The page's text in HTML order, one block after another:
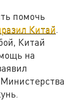
помочь
Китай.
Китай
на